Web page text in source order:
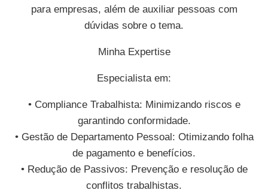
para empresas, além de auxiliar pessoas com
dúvidas sobre o tema.
Minha Expertise
Especialista em:
• Compliance Trabalhista: Minimizando riscos e
garantindo conformidade.
• Gestão de Departamento Pessoal: Otimizando folha
de pagamento e benefícios.
• Redução de Passivos: Prevenção e resolução de
conflitos trabalhistas.